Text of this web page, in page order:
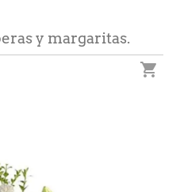
y margaritas.
